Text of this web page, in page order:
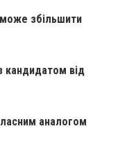
може збільшити
кандидатом від
аналогом